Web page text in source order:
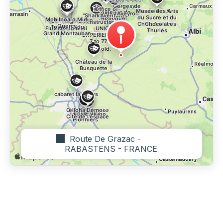
Route De Grazac -
RABASTENS - FRANCE